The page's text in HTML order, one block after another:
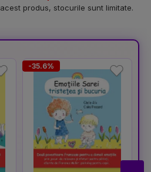
produs, stocurile sunt limitate.
-35.6%